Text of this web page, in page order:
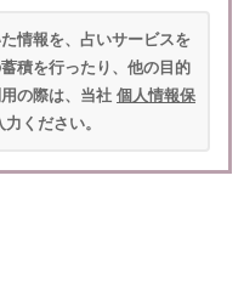
情報を、占いサービスを
積を行ったり、他の目的
の際は、当社 個人情報保
ください。